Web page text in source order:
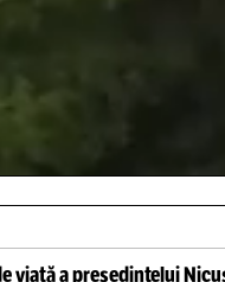
viață a președintelui